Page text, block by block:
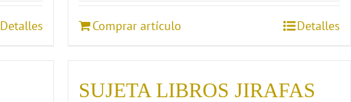
Detalles Comprar artículo Detalles
SUJETA LIBROS JIRAFAS